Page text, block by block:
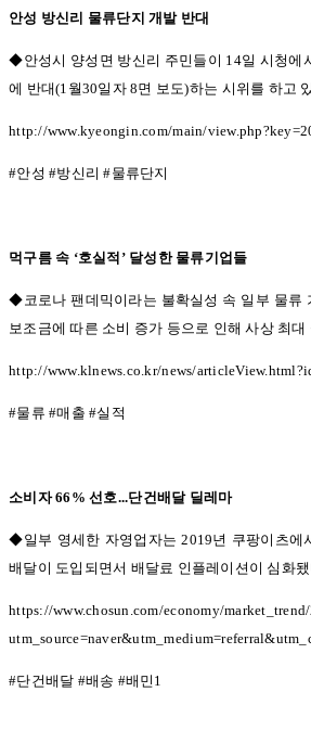
안성 방신리 물류단지 개발 반대
◆안성시 양성면 방신리 주민들이 14일 시청에
에 반대(1 월30일자8면 보도)하는 시위를 하고
http://www.kyeongin.com/main/
#안성#방신리#물류단지
먹구름 속 ‘호실적 ’ 달성한 물류기업들
◆코로나 팬데믹이라는 불확실성 속 일부 물류
보조금에 따른 소비 증가 등으로 인해 사상 최
http://www.klnews.co.kr/news/
#물류#매출#실적
소비자66%선호...단건배달 딜레마
◆일부 영세한 자영업자는 2019년 쿠팡이츠에
배달이 도입되면서 배달료 인플레이션이 심화
https://www.chosun.com/economy/
#단건배달 #배송 #배민 1